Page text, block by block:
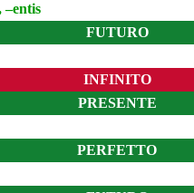
–entis
FUTURO
INFINITO
PRESENTE
PERFETTO